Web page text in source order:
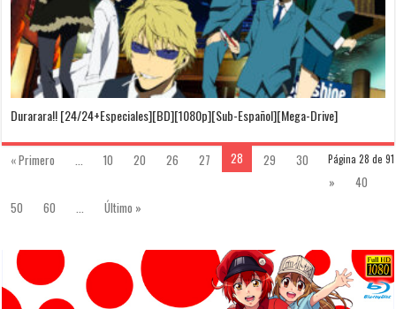
Durarara!! [24/24+Especiales][BD][1080p][Sub-Español][Mega-Drive]
Página 28 de 91
« Primero 10 20 26 27 28 29
30
»
40
50
60 Último »